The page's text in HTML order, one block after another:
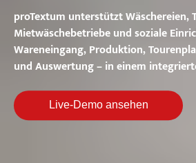
proTextum unterstützt Wäschereien,
Mietwäschebetriebe und soziale
Wareneingang, Produktion,
und Auswertung – in einem
Live-Demo ansehen